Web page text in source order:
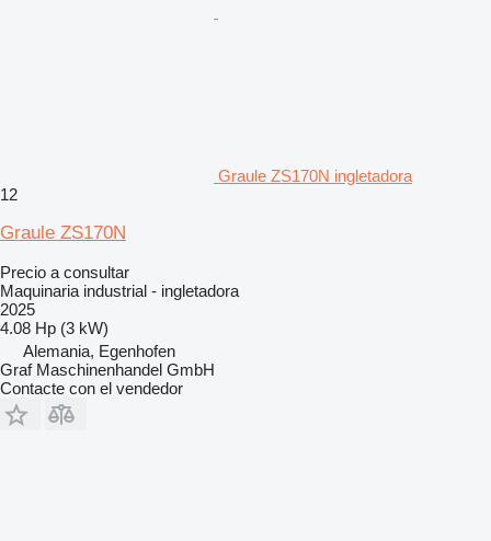
Graule ZS170N ingletadora
12
Graule ZS170N
Precio a consultar
Maquinaria industrial - ingletadora
2025
4.08 Hp (3 kW)
Alemania, Egenhofen
Graf Maschinenhandel GmbH
Contacte con el vendedor